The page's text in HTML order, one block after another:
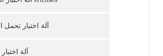
آلة اختبار تحمل
آلة